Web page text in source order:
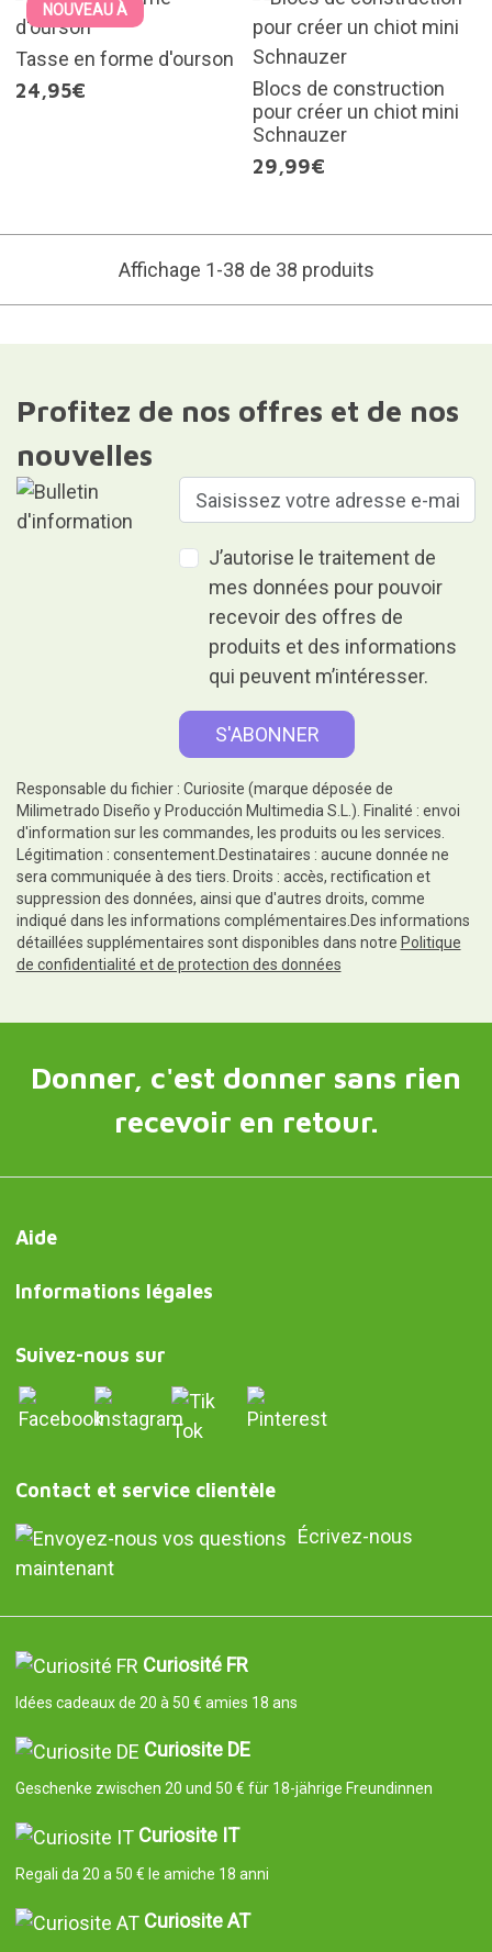
NOUVEAU À
Tasse en forme d'ourson
24,95€
Blocs de construction
pour créer un chiot mini
Schnauzer
29,99€
Affichage 1-38 de 38 produits
Profitez de nos offres et de nos
nouvelles
J’autorise le traitement de
mes données pour pouvoir
recevoir des offres de
produits et des informations
qui peuvent m’intéresser.
Responsable du fichier : Curiosite (marque déposée de
Milimetrado Diseño y Producción Multimedia S.L.). Finalité : envoi
d'information sur les commandes, les produits ou les services.
Légitimation : consentement.Destinataires : aucune donnée ne
sera communiquée à des tiers. Droits : accès, rectification et
suppression des données, ainsi que d'autres droits, comme
indiqué dans les informations complémentaires.Des informations
détaillées supplémentaires sont disponibles dans notre Politique
de confidentialité et de protection des données
Donner, c'est donner sans rien
recevoir en retour.
Aide
Informations légales
Suivez-nous sur
Contact et service clientèle
Écrivez-nous
maintenant
Curiosité FR
Idées cadeaux de 20 à 50 € amies 18 ans
Curiosite DE
Geschenke zwischen 20 und 50 € für 18-jährige Freundinnen
Curiosite IT
Regali da 20 a 50 € le amiche 18 anni
Curiosite AT